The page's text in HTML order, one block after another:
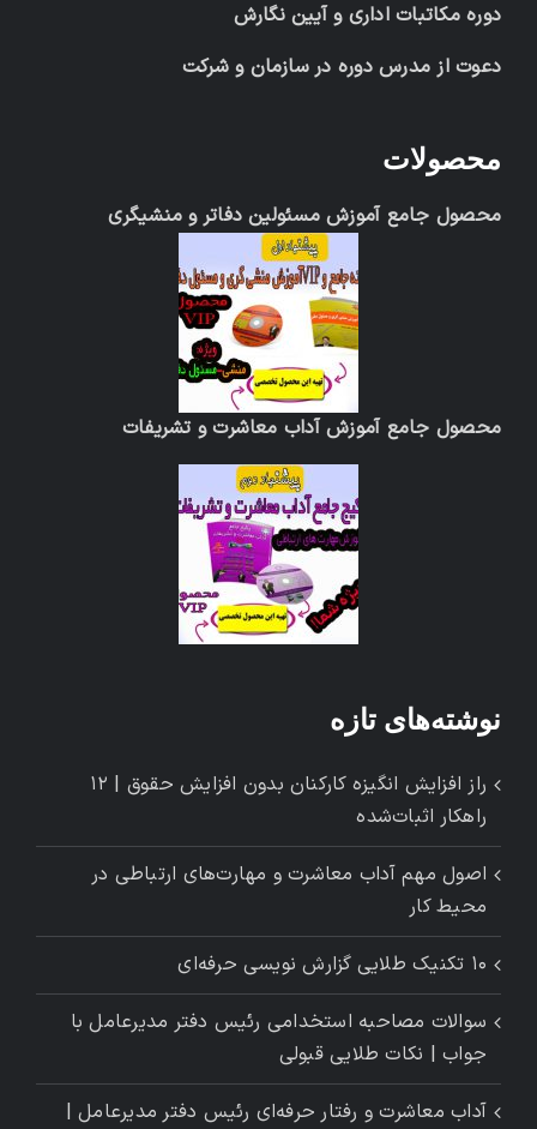
دوره مکاتبات اداری و آیین نگارش
دعوت از مدرس دوره در سازمان و شرکت
محصولات
محصول جامع آموزش مسئولین دفاتر و منشیگری
محصول جامع آموزش آداب معاشرت و تشریفات
نوشته‌های تازه
راز افزایش انگیزه کارکنان بدون افزایش حقوق | ۱۲
راهکار اثبات‌شده
اصول مهم آداب معاشرت و مهارت‌های ارتباطی در
محیط کار
۱۰ تکنیک طلایی گزارش ‌نویسی حرفه‌ای
سوالات مصاحبه استخدامی رئیس دفتر مدیرعامل با
جواب | نکات طلایی قبولی
آداب معاشرت و رفتار حرفه‌ای رئیس دفتر مدیرعامل |